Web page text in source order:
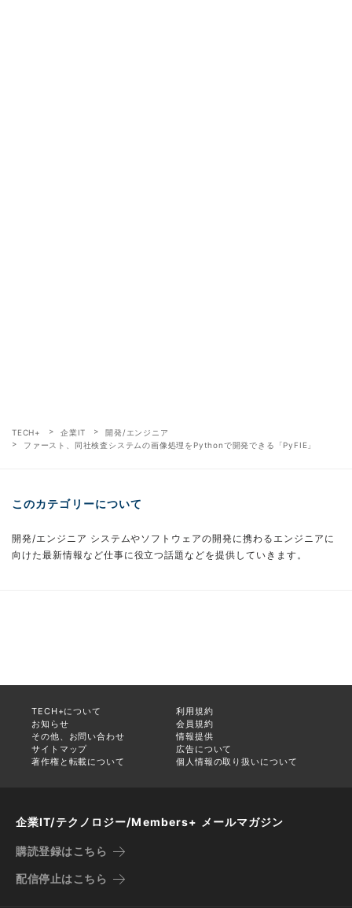
TECH+ 企業IT
開発/エンジニア
ファースト、同社検査システムの画像処理をPythonで開発できる「PyFIE」
このカテゴリーについて
開発/エンジニア システムやソフトウェアの開発に携わるエンジニアに
向けた最新情報など仕事に役立つ話題などを提供していきます。
TECH+について
利用規約
お知らせ
会員規約
その他、お問い合わせ
情報提供
サイトマップ
広告について
著作権と転載について
個人情報の取り扱いについて
企業IT/テクノロジー/Members+ メールマガジン
購読登録はこちら
配信停止はこちら